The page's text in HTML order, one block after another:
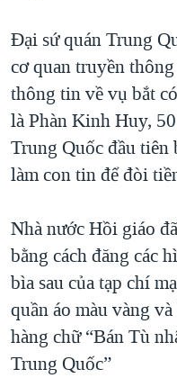
Đại sứ quán Trung
cơ quan truyền
thông tin về vụ bắt
là Phàn Kinh Huy,
Trung Quốc đầu
làm con tin để đòi
Nhà nước Hồi giáo
bằng cách đăng các
bìa sau của tạp chí
quần áo màu vàng
hàng chữ “Bán Tù
Trung Quốc”